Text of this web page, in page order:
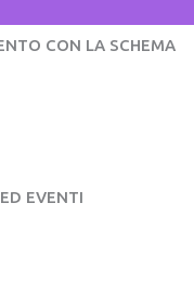
CON LA SCHEMA
EVENTI